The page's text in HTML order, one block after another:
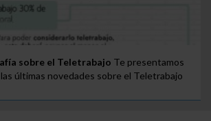
sobre el Teletrabajo Te presentamos
últimas novedades sobre el Teletrabajo